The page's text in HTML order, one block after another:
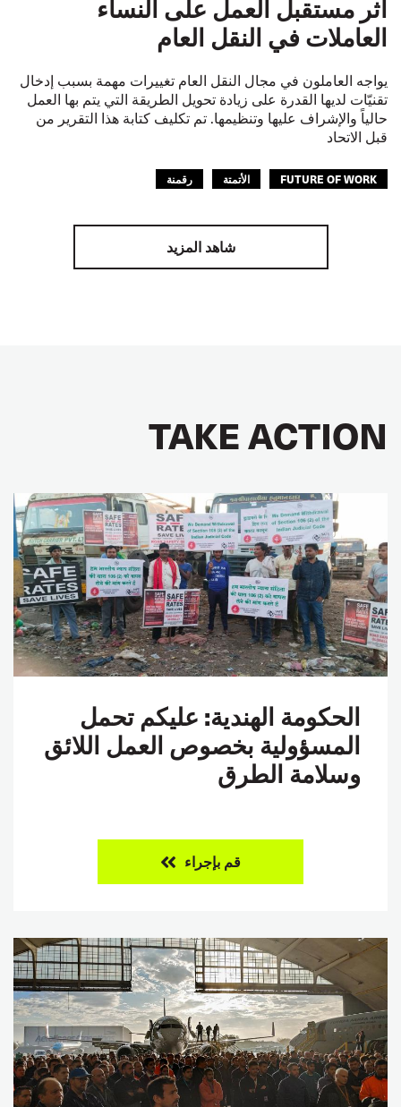
أثر مستقبل العمل على النساء
العاملات في النقل العام
يواجه العاملون في مجال النقل العام تغييرات مهمة بسبب إدخال
تقنيّات لديها القدرة على زيادة تحويل الطريقة التي يتم بها العمل
حالياً والإشراف عليها وتنظيمها. تم تكليف كتابة هذا التقرير من
قبل الاتحاد
FUTURE OF WORK الأتمتة رقمنة
شاهد المزيد
TAKE ACTION
الحكومة الهندية: عليكم تحمل
المسؤولية بخصوص العمل اللائق
وسلامة الطرق
قم بإجراء